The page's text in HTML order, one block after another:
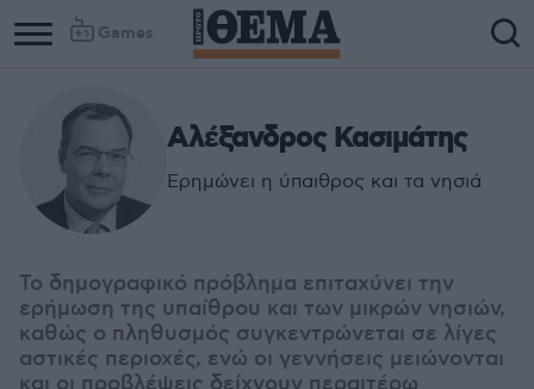
Games
Αλέξανδρος Κασιμάτης
Ερημώνει η ύπαιθρος και τα νησιά
Το δημογραφικό πρόβλημα επιταχύνει την
ερήμωση της υπαίθρου και των μικρών νησιών,
καθώς ο πληθυσμός συγκεντρώνεται σε λίγες
αστικές περιοχές, ενώ οι γεννήσεις μειώνονται